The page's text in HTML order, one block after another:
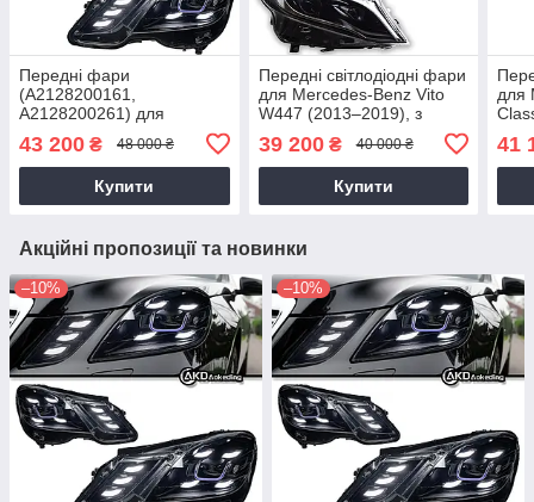
Передні фари
(A2128200161,
A2128200261) для
W212 (2009–2016), —
світлодіодні фари з
проекційними лінзами, H7
2013-2015
43 200 ₴ 48 000 ₴
Купити
Передні світлодіодні фари
для Mercedes-Benz Vito
W447 (2013–2019), з
DRL та динамічними
покажчиками повороту
39 200₴ 40 000 ₴
Купити
для
DRL
41
Акційні пропозиції та новинки
–10% –10%